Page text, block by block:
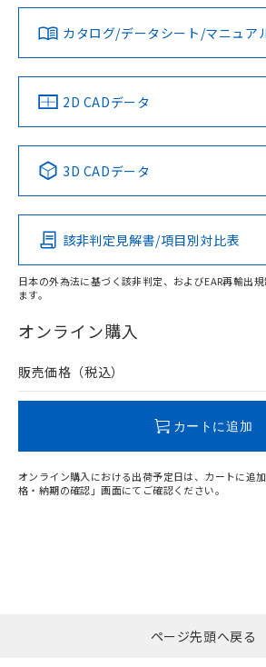
カタログ/データシート/マニュア
2D CADデータ
3D CADデータ
該非判定見解書/項目別対比表
日本の外為法に基づく該非判定、およびEAR再輸出
ます。
オンライン購入
販売価格（税込）
カートに追加
オンライン購入における出荷予定日は、カートに追
格・納期の確認」画面にてご確認ください。
お客様が当ウェブサイト上
登録された部品リストに
および当社の共同利用者
品・サービスに関するお客
引・商談に必要な範囲で利
をご了承ください。
※当社の共同利用者とは、
の共同利用に関して"
とができます。
EU RoHS指令（10物質）の非
51物質の非含有証明書（当社基
※本証明書は発行日時点で非含
るもので、過去に遡って非含有
ものではありません。
また、RoHS指令のフタル酸エ
荷製品に未対応品が混在するこ
していることから、特段のこと
す。
「－」：未確認です。当社販売
い合わせください。
合意する
ページ先頭へ戻る